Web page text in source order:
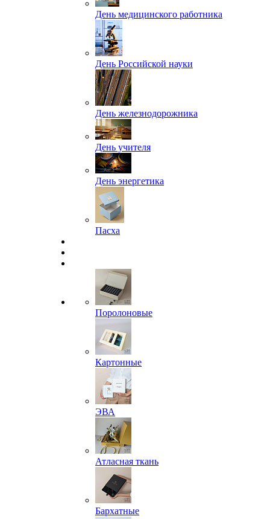
День медицинского работника
День Российской науки
День железнодорожника
День учителя
День энергетика
Пасха
Поролоновые
Картонные
ЭВА
Атласная ткань
Бархатные